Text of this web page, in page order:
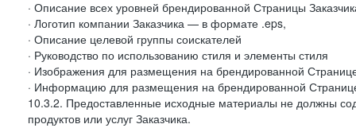
· Описание всех уровней брендированной Страницы
· Логотип компании Заказчика — в формате .eps,
· Описание целевой группы соискателей
· Руководство по использованию стиля и элементы стиля
· Изображения для размещения на брендированной
· Информацию для размещения на брендированной
10.3.2. Предоставленные исходные материалы не должны
продуктов или услуг Заказчика.